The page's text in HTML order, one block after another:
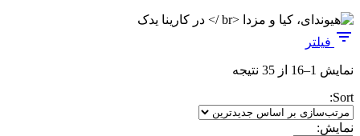
فیلتر
نمایش 1–16 از 35 نتیجه
جدیدترین
Sort:
نمایش: